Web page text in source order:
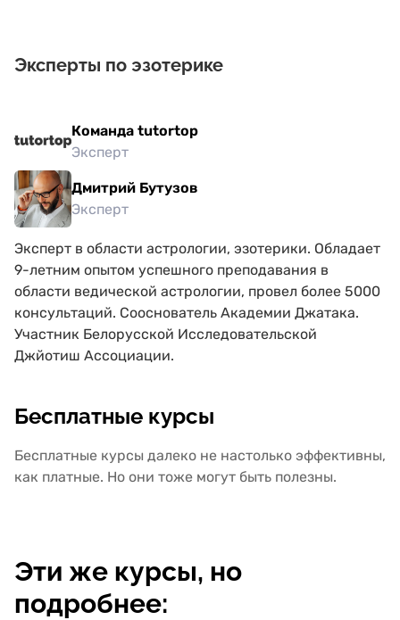
Эксперты по эзотерике
Команда tutortop
Эксперт
Дмитрий Бутузов
Эксперт
Эксперт в области астрологии, эзотерики. Обладает
9-летним опытом успешного преподавания в
области ведической астрологии, провел более 5000
консультаций. Сооснователь Академии Джатака.
Участник Белорусской Исследовательской
Джйотиш Ассоциации.
Бесплатные курсы
Бесплатные курсы далеко не настолько эффективны,
как платные. Но они тоже могут быть полезны.
Эти же курсы, но
подробнее: